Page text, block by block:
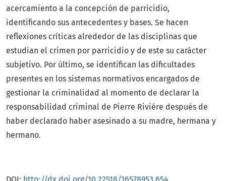
acercamiento a la concepción de parricidio,
identificando sus antecedentes y bases. Se hacen
reflexiones críticas alrededor de las disciplinas que
estudian el crimen por parricidio y de este su carácter
subjetivo. Por último, se identifican las dificultades
presentes en los sistemas normativos encargados de
gestionar la criminalidad al momento de declarar la
responsabilidad criminal de Pierre Riviére después de
haber declarado haber asesinado a su madre, hermana y
hermano.